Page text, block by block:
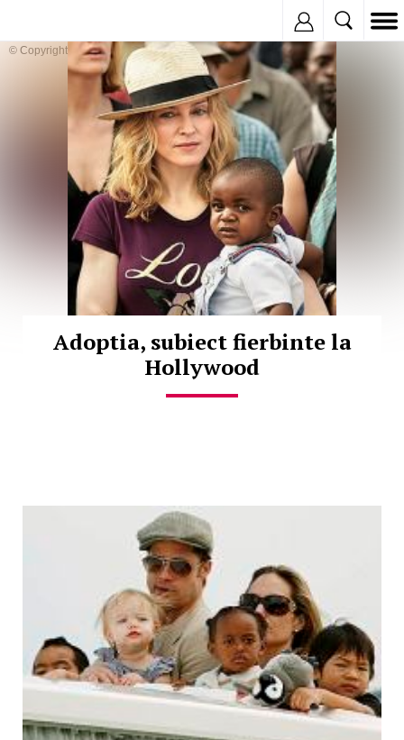
© Copyright:
Adoptia, subiect fierbinte la
Hollywood